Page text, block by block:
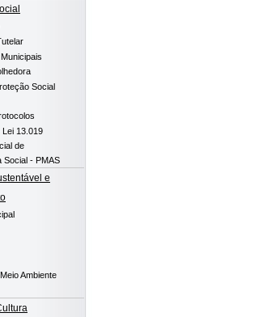
Social
13.019
de
Social - PMAS
e
Ambiente